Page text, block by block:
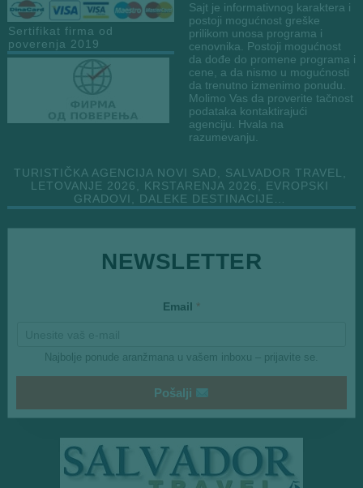
Sertifikat firma od
poverenja 2019
Sajt je informativnog karaktera i
postoji mogućnost greške
prilikom unosa programa i
cenovnika. Postoji mogućnost
da dođe do promene programa i
cene, a da nismo u mogućnosti
da trenutno izmenimo ponudu.
Molimo Vas da proverite tačnost
podataka kontaktirajući
agenciju. Hvala na
razumevanju.
TURISTIČKA AGENCIJA NOVI SAD, SALVADOR TRAVEL,
LETOVANJE 2026, KRSTARENJA 2026, EVROPSKI
GRADOVI, DALEKE DESTINACIJE…
NEWSLETTER
Email *
Najbolje ponude aranžmana u vašem inboxu – prijavite se.
Pošalji